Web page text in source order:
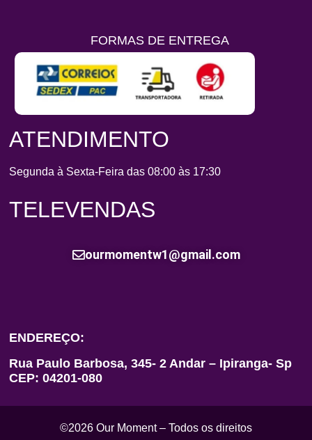
FORMAS DE ENTREGA
ATENDIMENTO
Segunda à Sexta-Feira das 08:00 às 17:30
TELEVENDAS
ourmomentw1@gmail.com
ENDEREÇO:
Rua Paulo Barbosa, 345- 2 Andar – Ipiranga- Sp
CEP: 04201-080
©2026 Our Moment – Todos os direitos